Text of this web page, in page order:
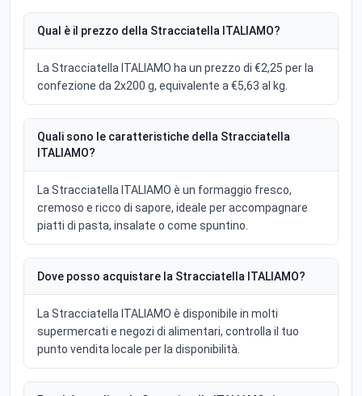
Qual è il prezzo della Stracciatella ITALIAMO?
La Stracciatella ITALIAMO ha un prezzo di €2,25 per la
confezione da 2x200 g, equivalente a €5,63 al kg.
Quali sono le caratteristiche della Stracciatella
ITALIAMO?
La Stracciatella ITALIAMO è un formaggio fresco,
cremoso e ricco di sapore, ideale per accompagnare
piatti di pasta, insalate o come spuntino.
Dove posso acquistare la Stracciatella ITALIAMO?
La Stracciatella ITALIAMO è disponibile in molti
supermercati e negozi di alimentari, controlla il tuo
punto vendita locale per la disponibilità.